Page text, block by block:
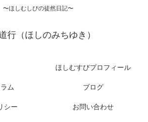
〜ほしむしびの徒然日記〜
行（ほしのみちゆき）
ほしむすびプロフィール
ム ブログ
シー お問い合わせ